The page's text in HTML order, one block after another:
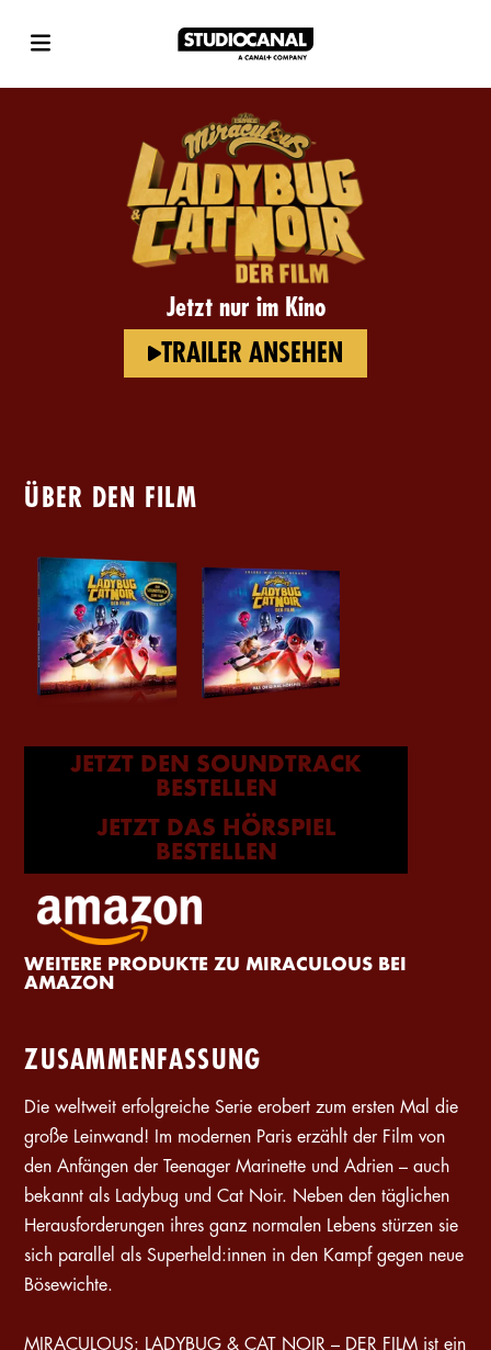
Jetzt nur im Kino
TRAILER ANSEHEN
ZUSAMMENFASSUNG
Die weltweit erfolgreiche Serie erobert zum ersten Mal die
große Leinwand! Im modernen Paris erzählt der Film von
den Anfängen der Teenager Marinette und Adrien – auch
bekannt als Ladybug und Cat Noir. Neben den täglichen
Herausforderungen ihres ganz normalen Lebens stürzen sie
sich parallel als Superheld:innen in den Kampf gegen neue
Bösewichte.
MIRACULOUS: LADYBUG & CAT NOIR – DER FILM ist ein
ÜBER DEN FILM
WEITERE PRODUKTE ZU MIRACULOUS BEI
AMAZON
JETZT DEN SOUNDTRACK
BESTELLEN
JETZT DAS HÖRSPIEL
BESTELLEN